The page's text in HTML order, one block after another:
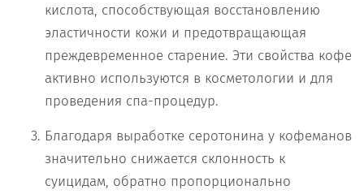
кислота, способствующая восстановлению
эластичности кожи и предотвращающая
преждевременное старение. Эти свойства кофе
активно используются в косметологии и для
проведения спа-процедур.
Благодаря выработке серотонина у кофеманов
значительно снижается склонность к
суицидам, обратно пропорционально